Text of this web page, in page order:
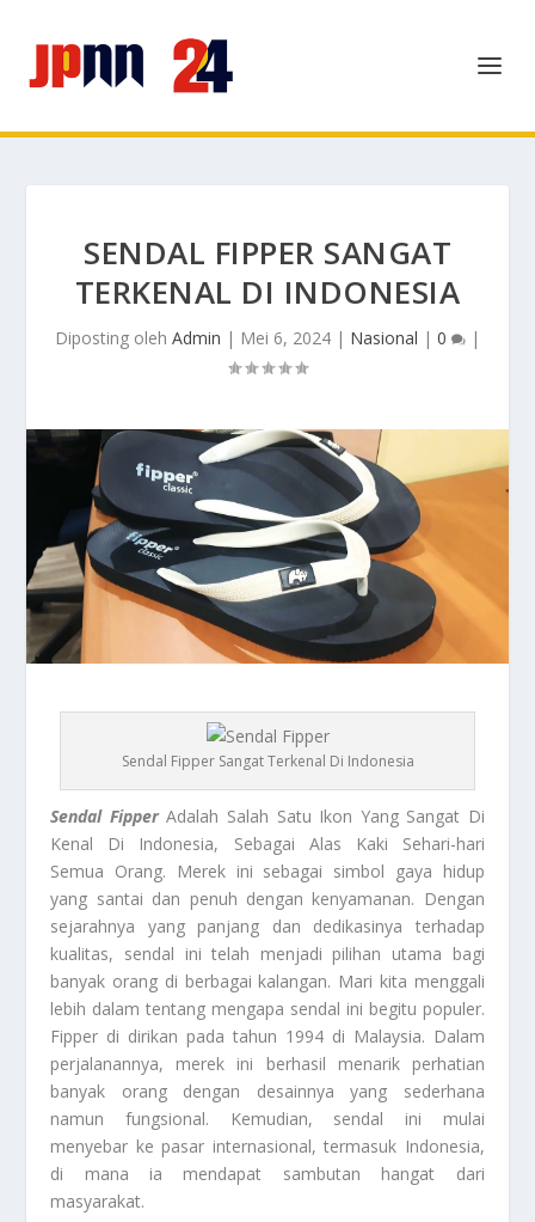
SENDAL FIPPER SANGAT
TERKENAL DI INDONESIA
Diposting oleh Admin | Mei 6, 2024 | Nasional | 0 |
Sendal Fipper Sangat Terkenal Di Indonesia
Sendal FipperAdalah Salah Satu Ikon Yang Sangat Di
Kenal Di Indonesia, Sebagai Alas Kaki Sehari-hari
Semua Orang. Merek ini sebagai simbol gaya hidup
yang santai dan penuh dengan kenyamanan. Dengan
sejarahnya yang panjang dan dedikasinya terhadap
kualitas, sendal ini telah menjadi pilihan utama bagi
banyak orang di berbagai kalangan. Mari kita menggali
lebih dalam tentang mengapa sendal ini begitu populer.
Fipper di dirikan pada tahun 1994 di Malaysia. Dalam
perjalanannya, merek ini berhasil menarik perhatian
banyak orang dengan desainnya yang sederhana
namun fungsional. Kemudian, sendal ini mulai
menyebar ke pasar internasional, termasuk Indonesia,
di mana ia mendapat sambutan hangat dari
masyarakat.